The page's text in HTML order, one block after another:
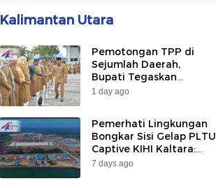
Kalimantan Utara
Pemotongan TPP di
Sejumlah Daerah,
Bupati Tegaskan
Bulungan Belum
1 day ago
Pemerhati Lingkungan
Bongkar Sisi Gelap PLTU
Captive KIHI Kaltara:
“Industri Hijau Hanya
7 days ago